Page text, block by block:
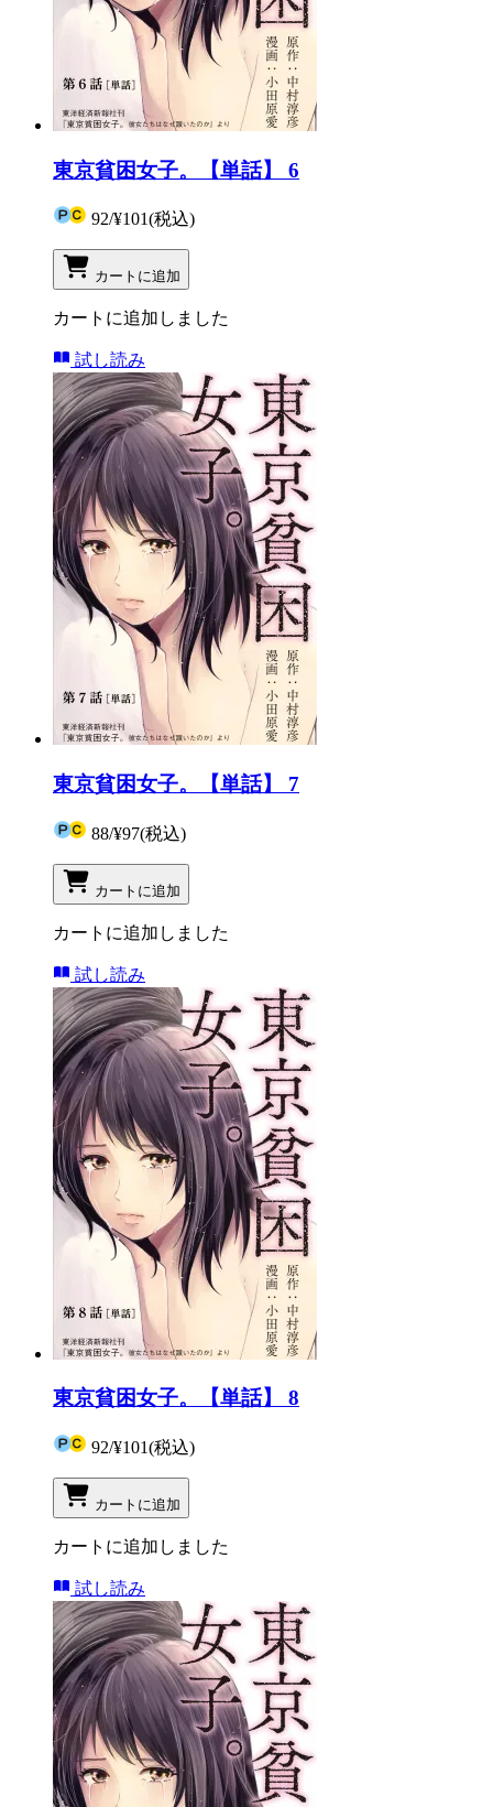
東京貧困女子。【単話】 6
92/¥101(税込)
カートに追加
カートに追加しました
試し読み
東京貧困女子。【単話】 7
88/¥97(税込)
カートに追加
カートに追加しました
試し読み
東京貧困女子。【単話】 8
92/¥101(税込)
カートに追加
カートに追加しました
試し読み